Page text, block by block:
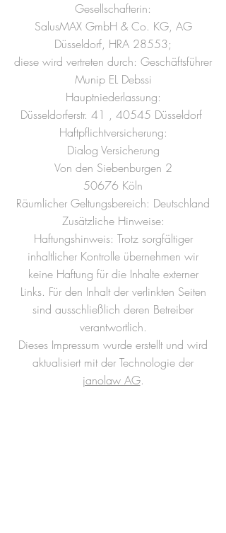
Gesellschafterin:
SalusMAX GmbH & Co. KG, AG
Düsseldorf, HRA 28553;
diese wird vertreten durch: Geschäftsführer
Munip EL Debssi
Hauptniederlassung:
Düsseldorferstr. 41 , 40545 Düsseldorf
Haftpflichtversicherung:
Dialog Versicherung
Von den Siebenburgen 2
50676 Köln
Räumlicher Geltungsbereich: Deutschland
Zusätzliche Hinweise:
Haftungshinweis: Trotz sorgfältiger
inhaltlicher Kontrolle übernehmen wir
keine Haftung für die Inhalte externer
Links. Für den Inhalt der verlinkten Seiten
sind ausschließlich deren Betreiber
verantwortlich.
Dieses Impressum wurde erstellt und wird
aktualisiert mit der Technologie der
janolaw AG.